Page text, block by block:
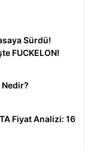
Sürdü!
FUCKELON!
Nedir?
Fiyat Analizi: 16